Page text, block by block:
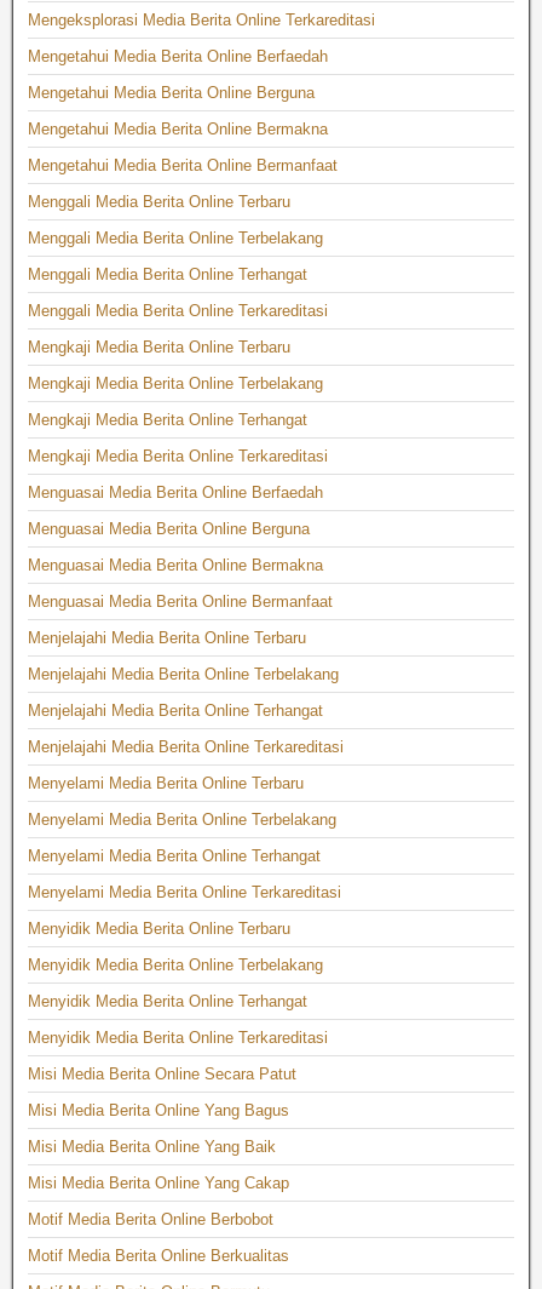
Mengeksplorasi Media Berita Online Terkareditasi
Mengetahui Media Berita Online Berfaedah
Mengetahui Media Berita Online Berguna
Mengetahui Media Berita Online Bermakna
Mengetahui Media Berita Online Bermanfaat
Menggali Media Berita Online Terbaru
Menggali Media Berita Online Terbelakang
Menggali Media Berita Online Terhangat
Menggali Media Berita Online Terkareditasi
Mengkaji Media Berita Online Terbaru
Mengkaji Media Berita Online Terbelakang
Mengkaji Media Berita Online Terhangat
Mengkaji Media Berita Online Terkareditasi
Menguasai Media Berita Online Berfaedah
Menguasai Media Berita Online Berguna
Menguasai Media Berita Online Bermakna
Menguasai Media Berita Online Bermanfaat
Menjelajahi Media Berita Online Terbaru
Menjelajahi Media Berita Online Terbelakang
Menjelajahi Media Berita Online Terhangat
Menjelajahi Media Berita Online Terkareditasi
Menyelami Media Berita Online Terbaru
Menyelami Media Berita Online Terbelakang
Menyelami Media Berita Online Terhangat
Menyelami Media Berita Online Terkareditasi
Menyidik Media Berita Online Terbaru
Menyidik Media Berita Online Terbelakang
Menyidik Media Berita Online Terhangat
Menyidik Media Berita Online Terkareditasi
Misi Media Berita Online Secara Patut
Misi Media Berita Online Yang Bagus
Misi Media Berita Online Yang Baik
Misi Media Berita Online Yang Cakap
Motif Media Berita Online Berbobot
Motif Media Berita Online Berkualitas